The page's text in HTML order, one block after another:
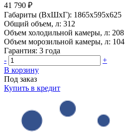
41 790 ₽
Габариты (ВхШхГ): 1865x595x625
Общий объем, л: 312
Объем холодильной камеры, л: 208
Объем морозильной камеры, л: 104
Гарантия: 3 года
-
+
В корзину
Под заказ
Купить в кредит